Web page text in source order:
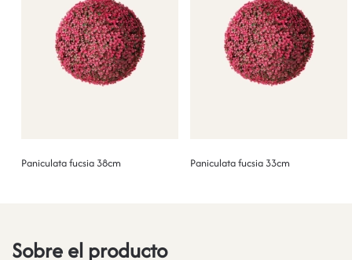
Paniculata fucsia 38cm Paniculata fucsia 33cm
Sobre el producto